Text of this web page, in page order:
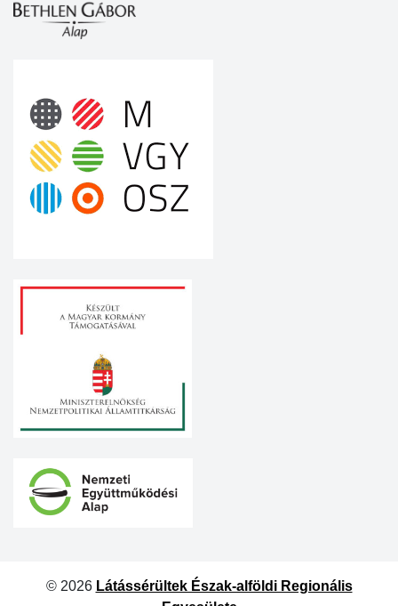
© 2026 Látássérültek Észak-alföldi Regionális